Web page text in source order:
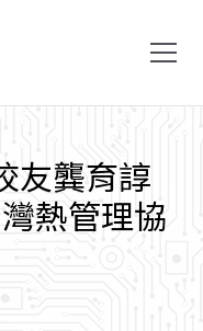
友龔育諄
灣熱管理協